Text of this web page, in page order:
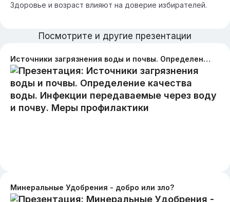
Здоровье и возраст влияют на доверие избирателей.
Посмотрите и другие презентации
Источники загрязнения воды и почвы. Определение качества воды. Инфекции передаваемые через воду и почву. Меры профилактики
Минеральные Удобрения - добро или зло?